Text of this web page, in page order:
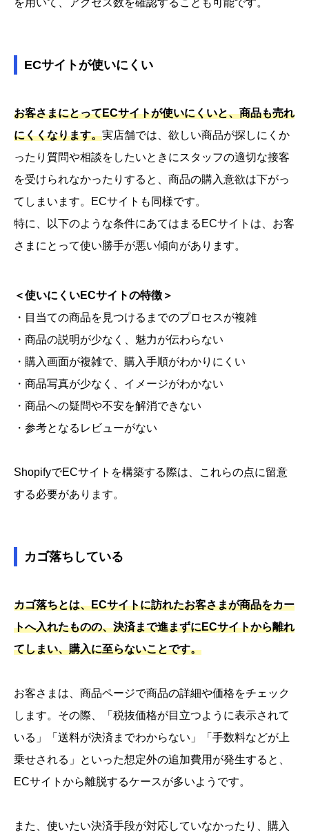
を用いて、アクセス数を確認することも可能です。
ECサイトが使いにくい
お客さまにとってECサイトが使いにくいと、商品も売れ
にくくなります。実店舗では、欲しい商品が探しにくか
ったり質問や相談をしたいときにスタッフの適切な接客
を受けられなかったりすると、商品の購入意欲は下がっ
てしまいます。ECサイトも同様です。
特に、以下のような条件にあてはまるECサイトは、お客
さまにとって使い勝手が悪い傾向があります。
＜使いにくいECサイトの特徴＞
・目当ての商品を見つけるまでのプロセスが複雑
・商品の説明が少なく、魅力が伝わらない
・購入画面が複雑で、購入手順がわかりにくい
・商品写真が少なく、イメージがわかない
・商品への疑問や不安を解消できない
・参考となるレビューがない
ShopifyでECサイトを構築する際は、これらの点に留意
する必要があります。
カゴ落ちしている
カゴ落ちとは、ECサイトに訪れたお客さまが商品をカー
トへ入れたものの、決済まで進まずにECサイトから離れ
てしまい、購入に至らないことです。
お客さまは、商品ページで商品の詳細や価格をチェック
します。その際、「税抜価格が目立つように表示されて
いる」「送料が決済までわからない」「手数料などが上
乗せされる」といった想定外の追加費用が発生すると、
ECサイトから離脱するケースが多いようです。
また、使いたい決済手段が対応していなかったり、購入